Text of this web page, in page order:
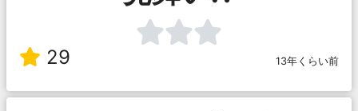
29 13年くらい前